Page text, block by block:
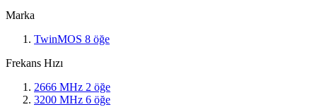
Marka
TwinMOS 8 öğe
Frekans Hızı
2666 MHz 2 öğe
3200 MHz 6 öğe